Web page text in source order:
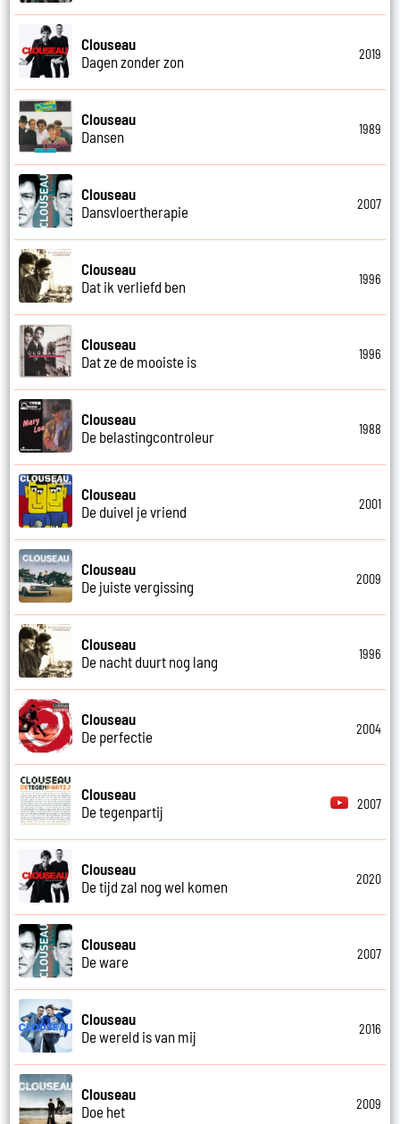
Clouseau
Dagen zonder zon
2019
Clouseau
Dansen
1989
Clouseau
Dansvloertherapie
2007
Clouseau
Dat ik verliefd ben
1996
Clouseau
Dat ze de mooiste is
1996
Clouseau
De belastingcontroleur
1988
Clouseau
De duivel je vriend
2001
Clouseau
De juiste vergissing
2009
Clouseau
De nacht duurt nog lang
1996
Clouseau
De perfectie
2004
Clouseau
De tegenpartij
2007
Clouseau
De tijd zal nog wel komen
2020
Clouseau
De ware
2007
Clouseau
De wereld is van mij
2016
Clouseau
Doe het
2009